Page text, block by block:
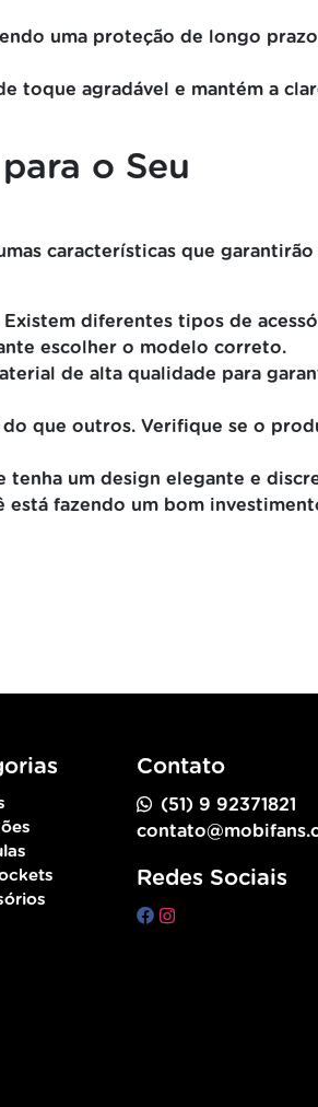
uma proteção de longo
toque agradável e mantém a
o Seu
características que garantirão
diferentes tipos de
escolher o modelo correto.
de alta qualidade para
que outros. Verifique se o
tenha um design elegante e
está fazendo um bom
Contato
(51) 9 92371821
Redes Sociais